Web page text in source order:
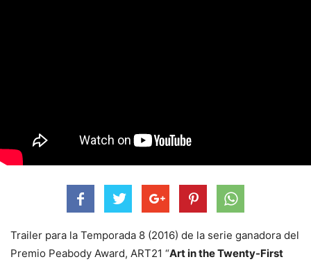
Trailer para la Temporada 8 (2016) de la serie ganadora del
Premio Peabody Award, ART21 “Art in the Twenty-First